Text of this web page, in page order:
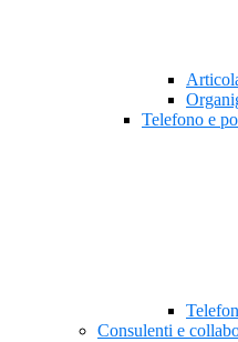
Telefono e
Consulenti e